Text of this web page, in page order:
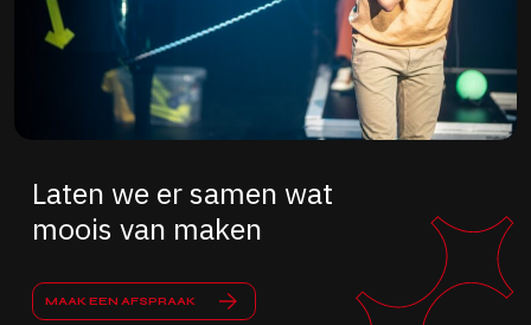
Laten we er samen wat
moois van maken
MAAK EEN AFSPRAAK